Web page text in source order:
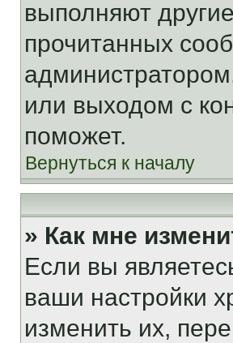
выполняют
прочитанных
или выходом с
поможет.
Вернуться к началу
» Как мне
Если вы
ваши настройки
изменить их,